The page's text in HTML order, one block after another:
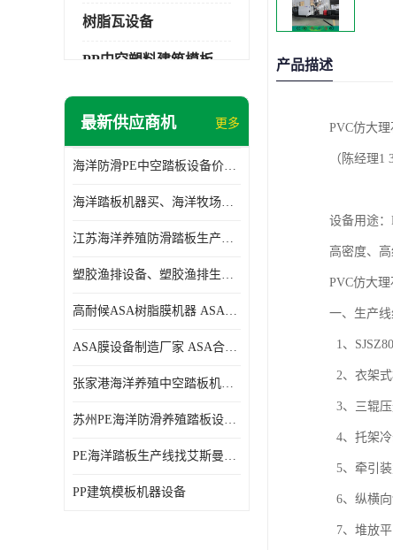
树脂瓦设备
塑料建筑模板
最新供应商机 更多
海洋防滑PE中空踏板设备价格、中空塑料海洋踏板设备价格
海洋踏板机器买、海洋牧场生产线买、塑料踏板设备买
江苏海洋养殖防滑踏板生产线、江苏海洋养殖防滑踏板设备
塑胶渔排设备、塑胶渔排生产线、海洋踏板设备
高耐候ASA树脂膜机器 ASA装饰流延薄膜机器
ASA膜设备制造厂家 ASA合成树脂瓦膜设备制造口碑厂家
张家港海洋养殖中空踏板机器价格、苏州专业生产制造PE塑胶渔排防滑踏板设备
苏州PE海洋防滑养殖踏板设备哪家专业、PE海洋防滑中空踏板生产线哪家专业
PE海洋踏板生产线找艾斯曼机械、海洋踏板机器找艾斯曼、PE防滑海洋养殖踏板设备价格
PP建筑模板机器设备
产品描述
PVC仿大
（陈经理1
设备用途
高密度、
PVC仿大
一、生产线